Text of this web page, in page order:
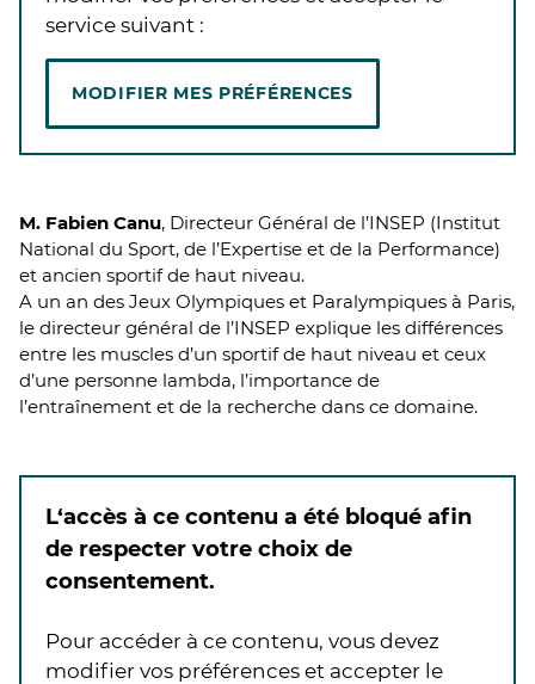
service suivant :
MODIFIER MES PRÉFÉRENCES
M. Fabien Canu, Directeur Général de l’INSEP (Institut
National du Sport, de l’Expertise et de la Performance)
et ancien sportif de haut niveau.
A un an des Jeux Olympiques et Paralympiques à Paris,
le directeur général de l’INSEP explique les différences
entre les muscles d’un sportif de haut niveau et ceux
d’une personne lambda, l’importance de
l’entraînement et de la recherche dans ce domaine.
L‘accès à ce contenu a été bloqué afin
de respecter votre choix de
consentement.
Pour accéder à ce contenu, vous devez
modifier vos préférences et accepter le